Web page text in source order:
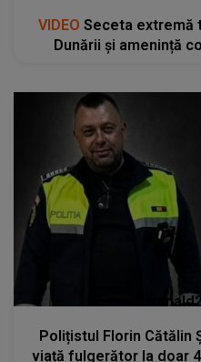
VIDEO Seceta extremă
Dunării și amenință
Polițistul Florin Cătălin
viață fulgerător la doar